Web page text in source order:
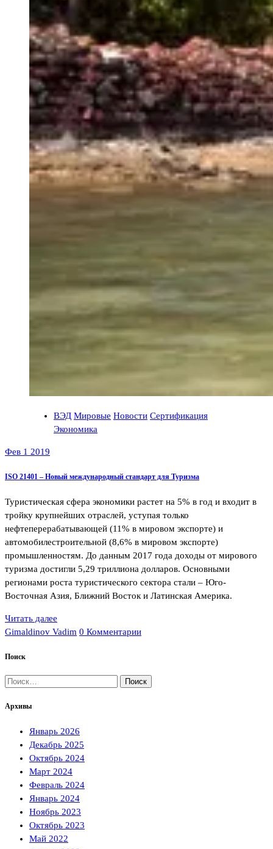
ВЭД Мировые Новости Сертификация
Экономика
Фев 1 2019
ISO 21401 – Новый международный стандарт для Туризма
Туристическая сфера экономики растет на 5% в год и входит в
тройку крупнейших отраслей, уступая только
нефтеперерабатывающей (11% в мировом экспорте) и
автомобилестроительной (8,6% в мировом экспорте)
промышленностям. До данным 2017 года доходы от мирового
туризма достигли 5,29 триллиона долларов. Основными
регионами роста туристического сектора стали – Юго-
Восточная Азия, Ближний Восток и Латинская Америка.
Читать далее
Gimaldinov Vadim 0 Комментарии
Поиск
Найти:
Архивы
Январь 2026
Декабрь 2025
Октябрь 2024
Март 2024
Февраль 2024
Январь 2024
Ноябрь 2023
Октябрь 2023
Май 2022